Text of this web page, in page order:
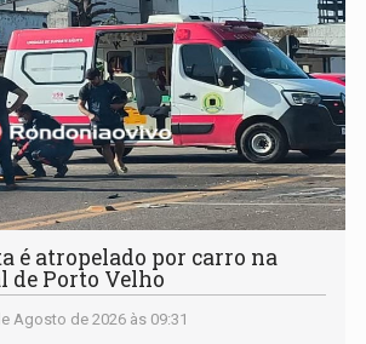
é atropelado por carro na
de Porto Velho
Agosto de 2026 às 09:31